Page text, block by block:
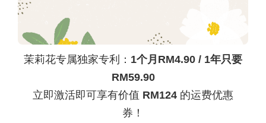
茉莉花专属独家专利： 1个月RM4.90 / 1年只要
RM59.90
立即激活即可享有价值 RM124 的运费优惠
券！